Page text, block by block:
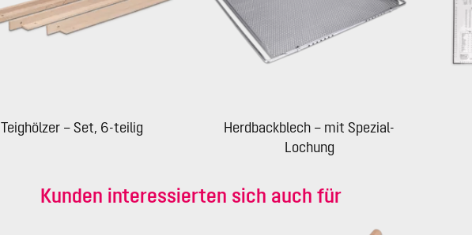
Teighölzer – Set, 6-teilig
Herdbackblech – mit Spezial-
Lochung
Kunden interessierten sich auch für